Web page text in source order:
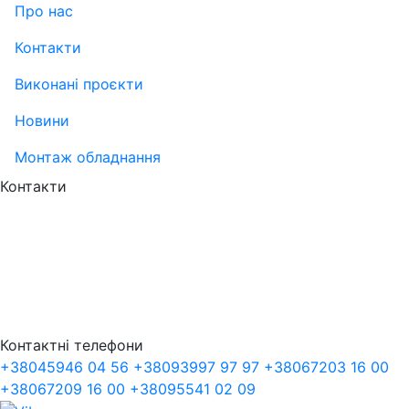
Про нас
Контакти
Виконані проєкти
Новини
Монтаж обладнання
Контакти
Контактні телефони
+38045946 04 56 +38093997 97 97 +38067203 16 00
+38067209 16 00 +38095541 02 09